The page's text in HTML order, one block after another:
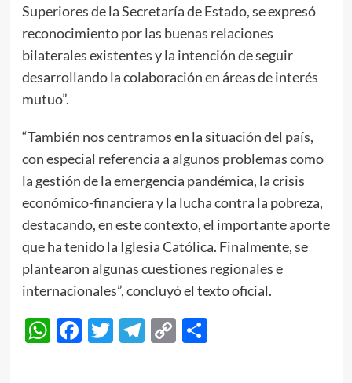
Superiores de la Secretaría de Estado, se expresó
reconocimiento por las buenas relaciones
bilaterales existentes y la intención de seguir
desarrollando la colaboración en áreas de interés
mutuo”.
“También nos centramos en la situación del país,
con especial referencia a algunos problemas como
la gestión de la emergencia pandémica, la crisis
económico-financiera y la lucha contra la pobreza,
destacando, en este contexto, el importante aporte
que ha tenido la Iglesia Católica. Finalmente, se
plantearon algunas cuestiones regionales e
internacionales”, concluyó el texto oficial.
WhatsApp
Facebook
Twitter
Telegram
CopyCompartir